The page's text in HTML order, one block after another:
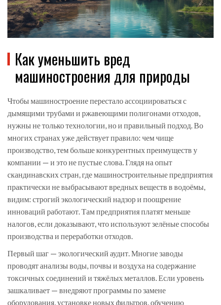
Как уменьшить вред
машиностроения для природы
Чтобы машиностроение перестало ассоциироваться с
дымящими трубами и ржавеющими полигонами отходов,
нужны не только технологии, но и правильный подход. Во
многих странах уже действует правило: чем чище
производство, тем больше конкурентных преимуществ у
компании — и это не пустые слова. Глядя на опыт
скандинавских стран, где машиностроительные предприятия
практически не выбрасывают вредных веществ в водоёмы,
видим: строгий экологический надзор и поощрение
инноваций работают. Там предприятия платят меньше
налогов, если доказывают, что используют зелёные способы
производства и переработки отходов.
Первый шаг — экологический аудит. Многие заводы
проводят анализы воды, почвы и воздуха на содержание
токсичных соединений и тяжёлых металлов. Если уровень
зашкаливает — внедряют программы по замене
оборудования, установке новых фильтров, обучению